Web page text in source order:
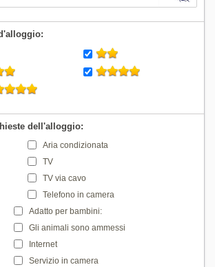
dell'alloggio:
Aria condizionata
TV
TV via cavo
Telefono in camera
Adatto per bambini:
Gli animali sono ammessi
Internet
Servizio in camera